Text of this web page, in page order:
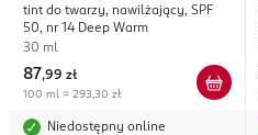
tint do twarzy, nawilżający, SPF
50, nr 14 Deep Warm
30 ml
87,99 zł
100 ml = 293,30 zł
Niedostępny online